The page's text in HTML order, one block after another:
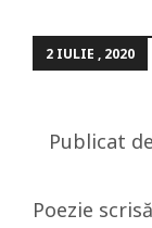
2 IULIE , 2020
Publicat de
Poezie